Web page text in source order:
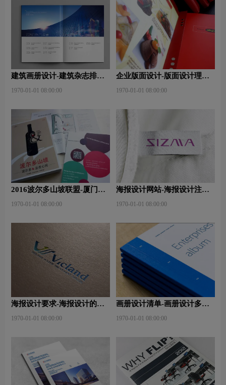
建筑画册设计-建筑杂志排版
用？
1970-01-01 08:00:00
企业版面设计-版面设计理
1970-01-01 08:00:00
2016波尔多山坡联盟-厦门大
1970-01-01 08:00:00
海报设计网站-海报设计注意
1970-01-01 08:00:00
海报设计要求-海报设计的作
1970-01-01 08:00:00
画册设计清单-画册设计多少
1970-01-01 08:00:00